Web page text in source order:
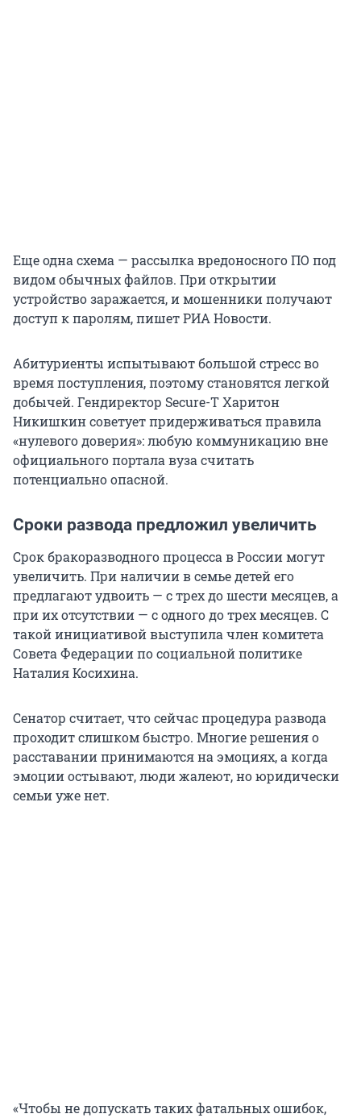
Еще одна схема — рассылка вредоносного ПО под
видом обычных файлов. При открытии
устройство заражается, и мошенники получают
доступ к паролям, пишет РИА Новости.
Абитуриенты испытывают большой стресс во
время поступления, поэтому становятся легкой
добычей. Гендиректор Secure-T Харитон
Никишкин советует придерживаться правила
«нулевого доверия»: любую коммуникацию вне
официального портала вуза считать
потенциально опасной.
Сроки развода предложил увеличить
Срок бракоразводного процесса в России могут
увеличить. При наличии в семье детей его
предлагают удвоить — с трех до шести месяцев, а
при их отсутствии — с одного до трех месяцев. С
такой инициативой выступила член комитета
Совета Федерации по социальной политике
Наталия Косихина.
Сенатор считает, что сейчас процедура развода
проходит слишком быстро. Многие решения о
расставании принимаются на эмоциях, а когда
эмоции остывают, люди жалеют, но юридически
семьи уже нет.
«Чтобы не допускать таких фатальных ошибок,